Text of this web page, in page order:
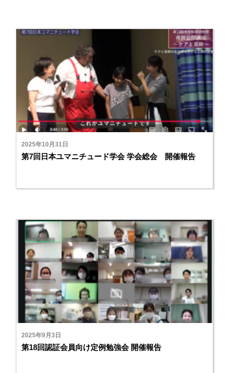
2025年10月31日
第7回日本ユマニチュード学会 学会総会 開催報告
2025年9月3日
第18回認証会員向け定例勉強会 開催報告